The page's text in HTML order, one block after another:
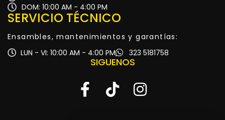
DOM: 10:00 AM - 4:00 PM
SERVICIO TÉCNICO
Ensambles, mantenimientos y garantías:
LUN - VI: 10:00 AM - 4:00 PM
323 5181758
SIGUENOS